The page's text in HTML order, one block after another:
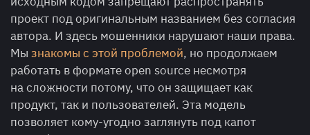
проект под оригинальным названием без согласия
автора. И здесь мошенники нарушают наши права.
Мы знакомы с этой проблемой, но продолжаем
работать в формате open source несмотря
на сложности потому, что он защищает как
продукт, так и пользователей. Эта модель
позволяет кому-угодно заглянуть под капот